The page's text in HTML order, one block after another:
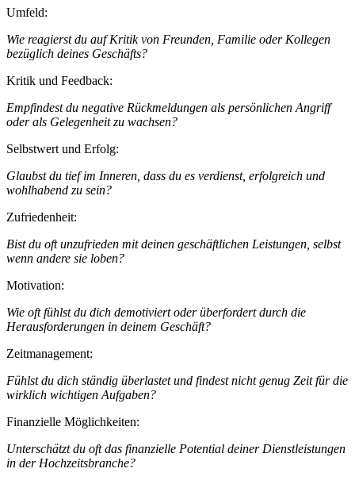
Umfeld:
Wie reagierst du auf Kritik von Freunden, Familie oder Kollegen
bezüglich deines Geschäfts?
Kritik und Feedback:
Empfindest du negative Rückmeldungen als persönlichen Angriff
oder als Gelegenheit zu wachsen?
Selbstwert und Erfolg:
Glaubst du tief im Inneren, dass du es verdienst, erfolgreich und
wohlhabend zu sein?
Zufriedenheit:
Bist du oft unzufrieden mit deinen geschäftlichen Leistungen, selbst
wenn andere sie loben?
Motivation:
Wie oft fühlst du dich demotiviert oder überfordert durch die
Herausforderungen in deinem Geschäft?
Zeitmanagement:
Fühlst du dich ständig überlastet und findest nicht genug Zeit für die
wirklich wichtigen Aufgaben?
Finanzielle Möglichkeiten:
Unterschätzt du oft das finanzielle Potential deiner Dienstleistungen
in der Hochzeitsbranche?